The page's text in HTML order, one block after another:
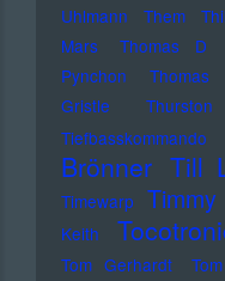
Uhlmann
Them
Mars
Thomas D
Pynchon
Thomas
Gristle
Brönner Till
Timewarp Timmy
Keith
Tom Gerhardt